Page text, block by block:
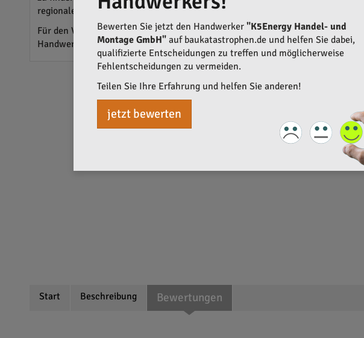
regionaler Handwerkseinrichtungen in Nagold bei.
Für den Verbraucher bleibt einPreisvergleichunabdingbar, um
Handwerkern aus benachbarten Regionen erweitert den Blick und kann weitere
Start Beschreibung Bewertungen
Bewerten Sie jetzt den Handwerker "K5Energy Handel- und
Montage GmbH" auf baukatastrophen.de und helfen Sie dabei,
qualifizierte Entscheidungen zu treffen und möglicherweise
Fehlentscheidungen zu vermeiden.
Teilen Sie Ihre Erfahrung und helfen Sie anderen!
jetzt bewerten